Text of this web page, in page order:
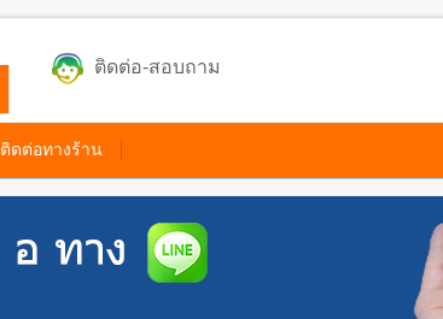
ติดต่อ-สอบถาม
ติดต่อทางร้าน